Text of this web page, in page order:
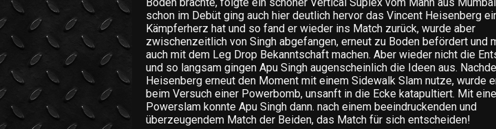
schon im Debüt ging auch hier deutlich hervor das Vincent Heisenberg
Kämpferherz hat und so fand er wieder ins Match zurück, wurde aber
zwischenzeitlich von Singh abgefangen, erneut zu Boden befördert und
auch mit dem Leg Drop Bekanntschaft machen. Aber wieder nicht die
und so langsam gingen Apu Singh augenscheinlich die Ideen aus.
Heisenberg erneut den Moment mit einem Sidewalk Slam nutze, wurde
beim Versuch einer Powerbomb, unsanft in die Ecke katapultiert. Mit
Powerslam konnte Apu Singh dann. nach einem beeindruckenden und
überzeugendem Match der Beiden, das Match für sich entscheiden!